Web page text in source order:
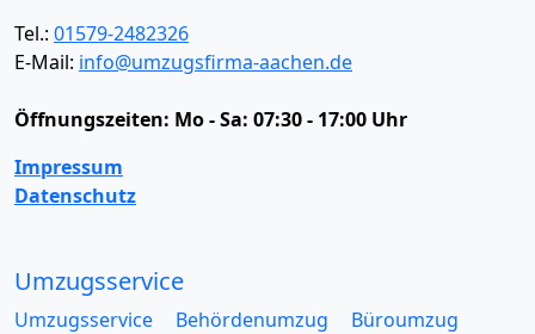
Tel.: 01579-2482326
E-Mail: info@umzugsfirma-aachen.de
Öffnungszeiten: Mo - Sa: 07:30 - 17:00 Uhr
Impressum
Datenschutz
Umzugsservice
Umzugsservice Behördenumzug
Büroumzug